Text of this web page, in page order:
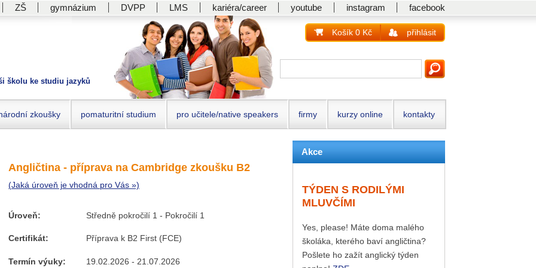
ZŠ gymnázium DVPP LMS kariéra/career youtube instagram facebook
školu ke studiu jazyků
Košík 0 Kč přihlásit
zkoušky pomaturitní studium pro učitele/native speakers firmy kurzy online kontakty
Angličtina - příprava na Cambridge zkoušku B2
(Jaká úroveň je vhodná pro Vás »)
Úroveň: Středně pokročilí 1 - Pokročilí 1
Certifikát: Příprava k B2 First (FCE)
Termín výuky: 19.02.2026 - 21.07.2026
Akce
TÝDEN S RODILÝMI
MLUVČÍMI
Yes, please! Máte doma malého
školáka, kterého baví angličtina?
Pošlete ho zažít anglický týden